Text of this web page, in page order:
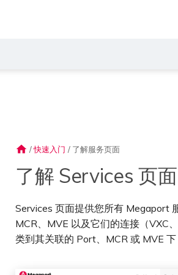
home / 快速入门 / 了解服务页面
了解 Services 页面
Services 页面提供您所有 Megaport
MCR、MVE 以及它们的连接（VXC
类到其关联的 Port、MCR 或 MVE 下